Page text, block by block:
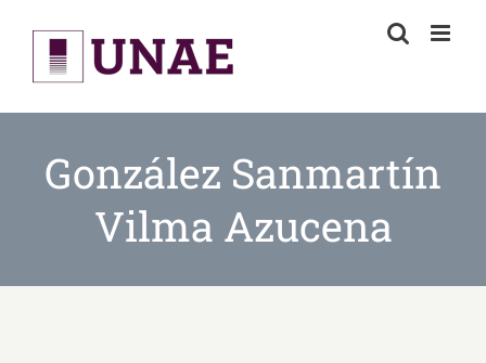
content
González Sanmartín
Vilma Azucena